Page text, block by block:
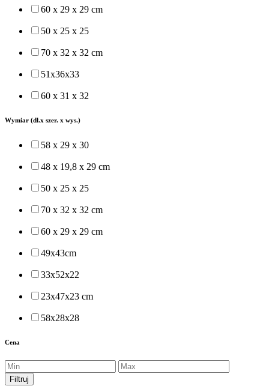
60 x 29 x 29 cm
50 x 25 x 25
70 x 32 x 32 cm
51x36x33
60 x 31 x 32
Wymiar (dł.x szer. x wys.)
58 x 29 x 30
48 x 19,8 x 29 cm
50 x 25 x 25
70 x 32 x 32 cm
60 x 29 x 29 cm
49x43cm
33x52x22
23x47x23 cm
58x28x28
Cena